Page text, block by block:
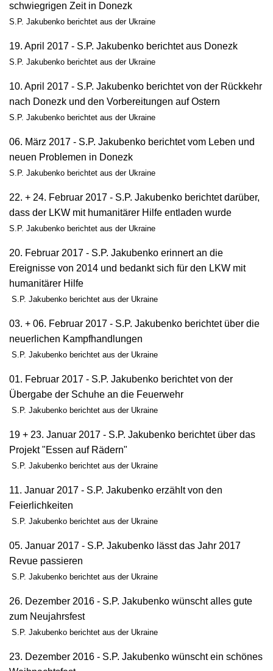
schwiegrigen Zeit in Donezk
S.P. Jakubenko berichtet aus der Ukraine
19. April 2017 - S.P. Jakubenko berichtet aus Donezk
S.P. Jakubenko berichtet aus der Ukraine
10. April 2017 - S.P. Jakubenko berichtet von der Rückkehr
nach Donezk und den Vorbereitungen auf Ostern
S.P. Jakubenko berichtet aus der Ukraine
06. März 2017 - S.P. Jakubenko berichtet vom Leben und
neuen Problemen in Donezk
S.P. Jakubenko berichtet aus der Ukraine
22. + 24. Februar 2017 - S.P. Jakubenko berichtet darüber,
dass der LKW mit humanitärer Hilfe entladen wurde
S.P. Jakubenko berichtet aus der Ukraine
20. Februar 2017 - S.P. Jakubenko erinnert an die
Ereignisse von 2014 und bedankt sich für den LKW mit
humanitärer Hilfe
S.P. Jakubenko berichtet aus der Ukraine
03. + 06. Februar 2017 - S.P. Jakubenko berichtet über die
neuerlichen Kampfhandlungen
S.P. Jakubenko berichtet aus der Ukraine
01. Februar 2017 - S.P. Jakubenko berichtet von der
Übergabe der Schuhe an die Feuerwehr
S.P. Jakubenko berichtet aus der Ukraine
19 + 23. Januar 2017 - S.P. Jakubenko berichtet über das
Projekt "Essen auf Rädern"
S.P. Jakubenko berichtet aus der Ukraine
11. Januar 2017 - S.P. Jakubenko erzählt von den
Feierlichkeiten
S.P. Jakubenko berichtet aus der Ukraine
05. Januar 2017 - S.P. Jakubenko lässt das Jahr 2017
Revue passieren
S.P. Jakubenko berichtet aus der Ukraine
26. Dezember 2016 - S.P. Jakubenko wünscht alles gute
zum Neujahrsfest
S.P. Jakubenko berichtet aus der Ukraine
23. Dezember 2016 - S.P. Jakubenko wünscht ein schönes